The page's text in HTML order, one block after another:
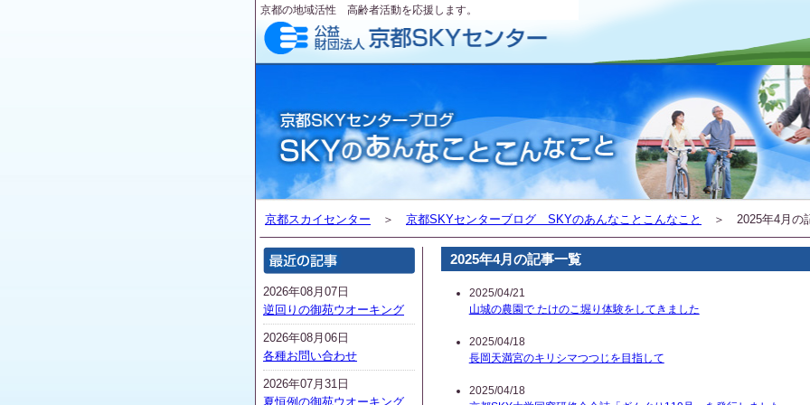
京都の地域活性 高齢者活動を応援します。
京都スカイセンター ＞ 京都SKYセンターブログ SKYのあんなことこんなこと ＞ 2025年4月の
2026年08月07日
逆回りの御苑ウオーキング
2026年08月06日
各種お問い合わせ
2026年07月31日
夏恒例の御苑ウオーキング
2025年4月の記事一覧
2025/04/21
山城の農園で たけのこ堀り体験をしてきました
2025/04/18
長岡天満宮のキリシマつつじを目指して
2025/04/18